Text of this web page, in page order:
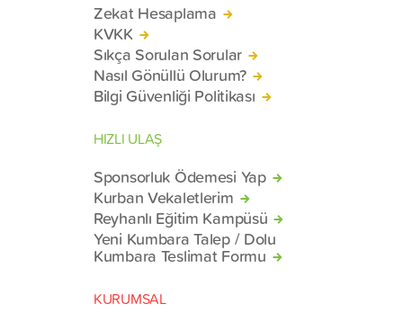
Zekat Hesaplama
KVKK
Sıkça Sorulan Sorular
Nasıl Gönüllü Olurum?
Bilgi Güvenliği Politikası
HIZLI ULAŞ
Sponsorluk Ödemesi Yap
Kurban Vekaletlerim
Reyhanlı Eğitim Kampüsü
Yeni Kumbara Talep / Dolu
Kumbara Teslimat Formu
KURUMSAL